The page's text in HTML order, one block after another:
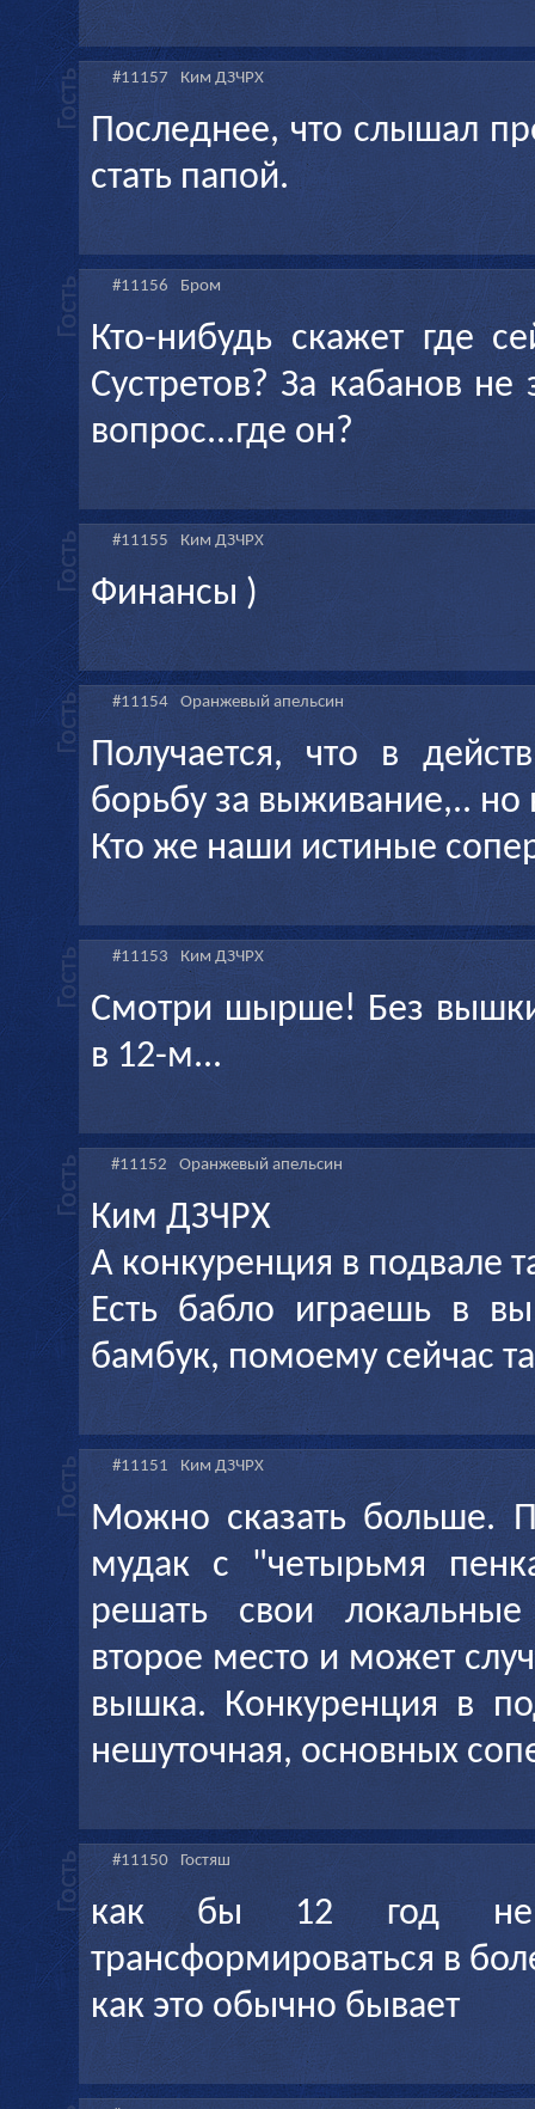
#11157 Ким ДЗЧРХ
Последнее, что слышал
стать папой.
#11156 Бром
Кто-нибудь скажет где
Сустретов? За кабанов
вопрос...где он?
#11155 Ким ДЗЧРХ
Финансы )
#11154 Оранжевый апельсин
Получается, что в
борьбу за выживание,.. но
Кто же наши истиные
#11153 Ким ДЗЧРХ
Смотри шырше! Без
в 12-м...
#11152 Оранжевый апельсин
Ким ДЗЧРХ
А конкуренция в подвале
Есть бабло играешь в
бамбук, помоему сейчас
#11151 Ким ДЗЧРХ
Можно сказать больше.
мудак с "четырьмя
решать свои
второе место и может
вышка. Конкуренция в
нешуточная, основных
#11150 Гостяш
как бы 12 год не
трансформироваться в
как это обычно бывает